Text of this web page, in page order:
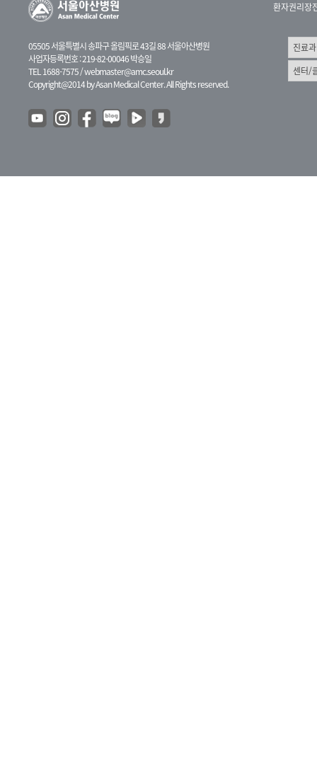
05505 서울특별시 송파구 올림픽로 43길 88 서울아산병원
사업자등록번호 : 219-82-00046 박승일
TEL 1688-7575 /webmaster@amc.seoul.kr
Copyright@2014 by Asan Medical Center. All Rights reserved.
환자권리장